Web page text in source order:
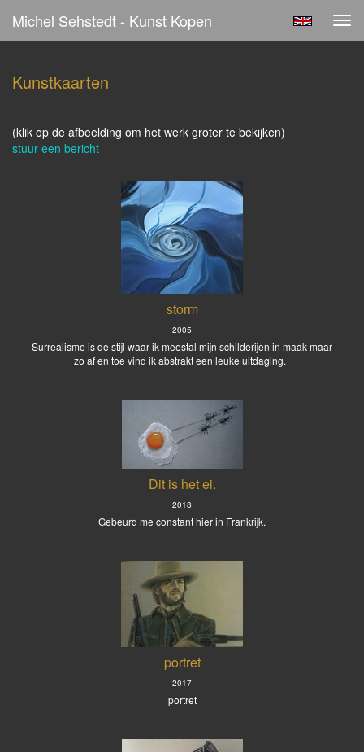
Michel Sehstedt - Kunst Kopen
Kunstkaarten
(klik op de afbeelding om het werk groter te bekijken)
stuur een bericht
storm
2005
Surrealisme is de stijl waar ik meestal mijn schilderijen in maak maar
zo af en toe vind ik abstrakt een leuke uitdaging.
Dit is het ei.
2018
Gebeurd me constant hier in Frankrijk.
portret
2017
portret